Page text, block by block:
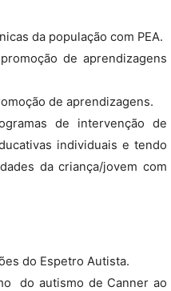
da população com PEA.
de aprendizagens
de aprendizagens.
de intervenção de
individuais e tendo
da criança/jovem com
do Espetro Autista.
 do autismo de Canner ao